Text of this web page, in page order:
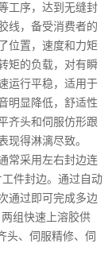
工序，达到无缝封
线，备受消费者的
位置，速度和力矩
矩的负载，对有瞬
运行平稳，适用于
明显降低，舒适性
齐头和伺服仿形跟
得淋漓尽致。
采用左右封边连
件封边。通过自动
通过即可完成多边
组快速上溶胶供
头、伺服精修、伺